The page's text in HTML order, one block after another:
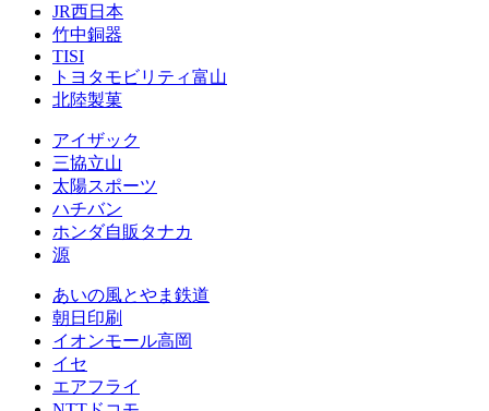
JR西日本
竹中銅器
TISI
トヨタモビリティ富山
北陸製菓
アイザック
三協立山
太陽スポーツ
ハチバン
ホンダ自販タナカ
源
あいの風とやま鉄道
朝日印刷
イオンモール高岡
イセ
エアフライ